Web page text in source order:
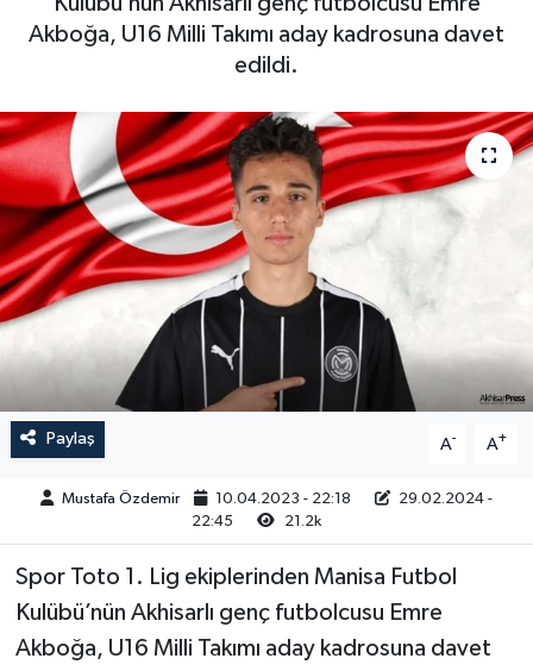
Akboğa, U16 Milli Takımı aday kadrosuna davet
edildi.
Paylaş A- A+
Mustafa Özdemir 10.04.2023 - 22:18
29.02.2024 -
22:45
21.2k
Spor Toto 1. Lig ekiplerinden Manisa Futbol
Kulübü’nün Akhisarlı genç futbolcusu Emre
Akboğa, U16 Milli Takımı aday kadrosuna davet
Magazin
Kadın
Yerel Haber
Akhisar Emlak
Ülke
Etiketler
Duyurular
Sektörel
Röportaj
Dünya
Yaşam
Kadın
Akhisar Emlak
Ülke